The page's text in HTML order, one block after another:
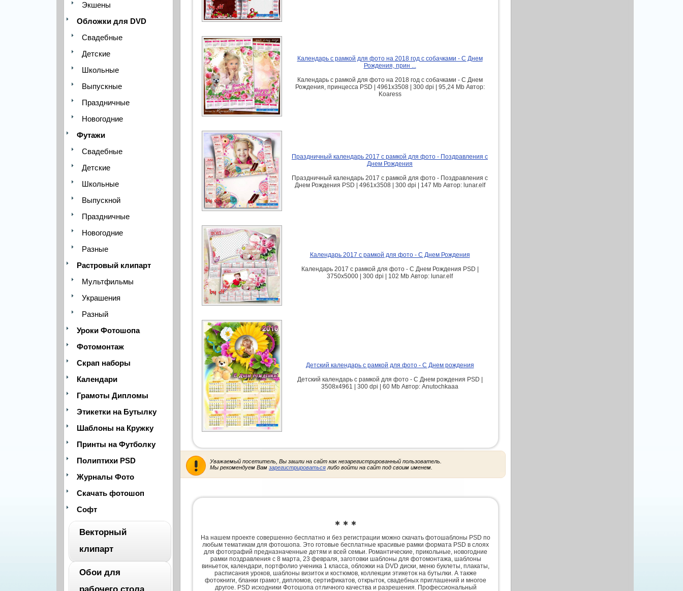
Экшены
Обложки для DVD
Свадебные
Детские
Школьные
Выпускные
Праздничные
Новогодние
Футажи
Свадебные
Детские
Школьные
Выпускной
Праздничные
Новогодние
Разные
Растровый клипарт
Мультфильмы
Украшения
Разный
Уроки Фотошопа
Фотомонтаж
Скрап наборы
Календари
Грамоты Дипломы
Этикетки на Бутылку
Шаблоны на Кружку
Принты на Футболку
Полиптихи PSD
Журналы Фото
Скачать фотошоп
Софт
Векторный
клипарт
Обои для
Календарь с рамкой для фото на 2018 год с собачками - С Днем
Рождения, прин ...
Календарь с рамкой для фото на 2018 год с собачками - С Днем
Рождения, принцесса PSD | 4961x3508 | 300 dpi | 95,24 Mb Автор:
Koaress
Праздничный календарь 2017 с рамкой для фото - Поздравления с
Днем Рождения
Праздничный календарь 2017 с рамкой для фото - Поздравления с
Днем Рождения PSD | 4961х3508 | 300 dpi | 147 Mb Автор: lunar.elf
Календарь 2017 с рамкой для фото - С Днем Рождения
Календарь 2017 с рамкой для фото - С Днем Рождения PSD |
3750х5000 | 300 dpi | 102 Mb Автор: lunar.elf
Детский календарь с рамкой для фото - С Днем рождения
Детский календарь с рамкой для фото - С Днем рождения PSD |
3508х4961 | 300 dpi | 60 Mb Автор: Anutochkaaa
Уважаемый посетитель, Вы зашли на сайт как незарегистрированный пользователь.
Мы рекомендуем Вам зарегистрироваться либо войти на сайт под своим именем.
✱ ✱ ✱
На нашем проекте совершенно бесплатно и без регистрации можно скачать фотошаблоны PSD по
любым тематикам для фотошопа. Это готовые бесплатные красивые рамки формата PSD в слоях
для фотографий предназначенные детям и всей семьи. Романтические, прикольные, новогодние
рамки поздравления с 8 марта, 23 февраля, заготовки шаблоны для фотомонтажа, шаблоны
виньеток, календари, портфолио ученика 1 класса, обложки на DVD диски, меню буклеты, плакаты,
расписания уроков, шаблоны визиток и костюмов, коллекции этикеток на бутылки. А также
фотокниги, бланки грамот, дипломов, сертификатов, открыток, свадебных приглашений и многое
другое. PSD исходники Фотошопа отличного качества и разрешения. Профессиональный